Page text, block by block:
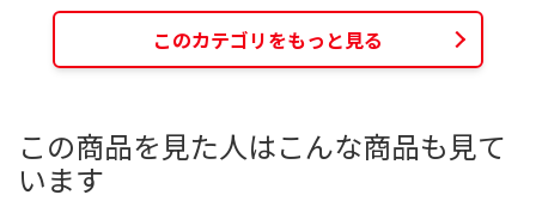
このカテゴリをもっと見る
この商品を見た人はこんな商品も見て
います